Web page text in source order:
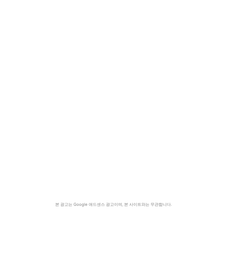
본 광고는 Google 애드센스 광고이며, 본 사이트와는 무관합니다.